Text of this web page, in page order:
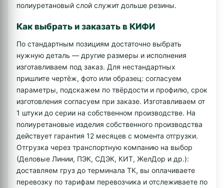
полиуретановый слой служит дольше резины.
Как выбрать и заказать в КИФИ
По стандартным позициям достаточно выбрать
нужную деталь — другие размеры и исполнения
изготавливаем под заказ. Для нестандартных
пришлите чертёж, фото или образец: согласуем
параметры, подскажем по твёрдости и профилю, срок
изготовления согласуем при заказе. Изготавливаем от
1 штуки до серии на собственном производстве. На
полиуретановые изделия собственного производства
действует гарантия 12 месяцев с момента отгрузки.
Отгрузка через транспортную компанию на выбор
(Деловые Линии, ПЭК, СДЭК, КИТ, ЖелДор и др.):
доставляем груз до терминала ТК, вы оплачиваете
перевозку по тарифам перевозчика и отслеживаете по